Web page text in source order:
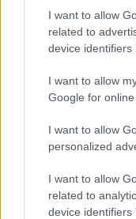
I want to allow
related to
device identifiers
I want to allow
Google for
I want to allow
personalized
I want to allow
related to
device identifiers
i
345